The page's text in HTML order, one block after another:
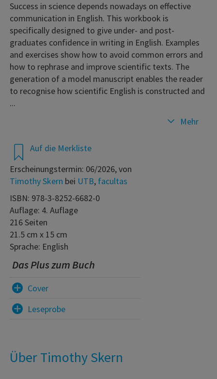
Auf die Merkliste
Erscheinungstermin: 06/2026, von
Timothy Skern bei UTB, facultas
ISBN: 978-3-8252-6682-0
Auflage: 4. Auflage
216 Seiten
21.5 cm x 15 cm
Sprache: English
Das Plus zum Buch
Cover
Leseprobe
Success in science depends nowadays on effective
communication in English. This workbook is
specifically designed to give under- and post-
graduates confidence in writing in English. Examples
and exercises show how to avoid common errors and
how to rephrase and improve scientific texts. The
generation of a model manuscript enables the reader
to recognise how scientific English is constructed and
...
Mehr
Über Timothy Skern